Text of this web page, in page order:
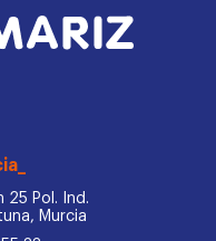
25 Pol. Ind.
Murcia